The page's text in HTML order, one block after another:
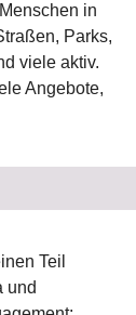
in
Parks,
viele aktiv.
Angebote,
Teil
und